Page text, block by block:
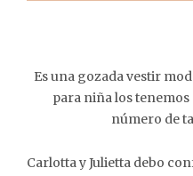
Es una gozada vestir
para niña los
número de
Carlotta y Julietta debo